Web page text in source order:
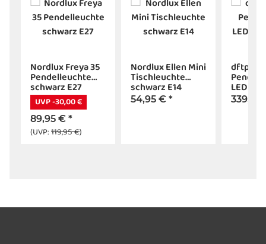
Nordlux Freya 35
Pendelleuchte
schwarz E27
UVP -30,00 €
89,95 € *
(UVP:119,95 €)
Nordlux Ellen Mini
Tischleuchte
schwarz E14
54,95 € *
dftp
LED